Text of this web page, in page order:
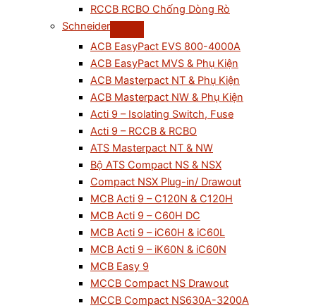
RCCB RCBO Chống Dòng Rò
Schneider
ACB EasyPact EVS 800-4000A
ACB EasyPact MVS & Phụ Kiện
ACB Masterpact NT & Phụ Kiện
ACB Masterpact NW & Phụ Kiện
Acti 9 – Isolating Switch, Fuse
Acti 9 – RCCB & RCBO
ATS Masterpact NT & NW
Bộ ATS Compact NS & NSX
Compact NSX Plug-in/ Drawout
MCB Acti 9 – C120N & C120H
MCB Acti 9 – C60H DC
MCB Acti 9 – iC60H & iC60L
MCB Acti 9 – iK60N & iC60N
MCB Easy 9
MCCB Compact NS Drawout
MCCB Compact NS630A-3200A